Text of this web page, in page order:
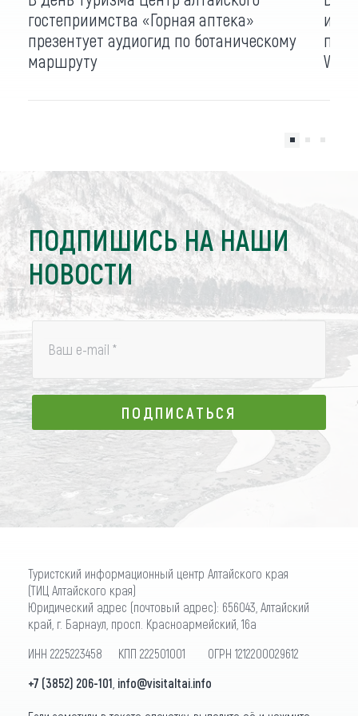
гостеприимства «Горная аптека»
презентует аудиогид по ботаническому
маршруту
и
ПОДПИШИСЬ НА НАШИ
НОВОСТИ
Ваш e-mail *
ПОДПИСАТЬСЯ
ПОДПИСАТЬСЯ
Туристский информационный центр Алтайского края
(ТИЦ Алтайского края)
Юридический адрес (почтовый адрес): 656043, Алтайский
край, г. Барнаул, просп. Красноармейский, 16а
ИНН 2225223458 КПП 222501001 ОГРН 1212200029612
+7 (3852) 206-101 info@visitaltai.info